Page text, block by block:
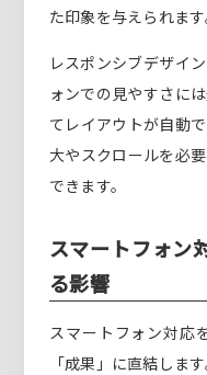
た印象を与えられます
レスポンシブデザイ
ォンでの見やすさに
てレイアウトが自動
大やスクロールを必
できます。
スマートフォン
る影響
スマートフォン対応
「成果」に直結します